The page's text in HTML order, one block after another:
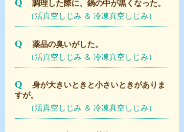
Q
調理した際に、鍋の中が黒くなった。
（活真空しじみ ＆ 冷凍真空しじみ）
Q
薬品の臭いがした。
（活真空しじみ ＆ 冷凍真空しじみ）
Q
身が大きいときと小さいときがありま
すが。
（活真空しじみ ＆ 冷凍真空しじみ）